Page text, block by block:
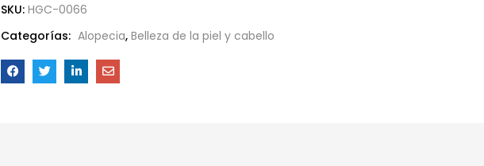
SKU: HGC-0066
Categorías: Alopecia, Belleza de la piel y cabello